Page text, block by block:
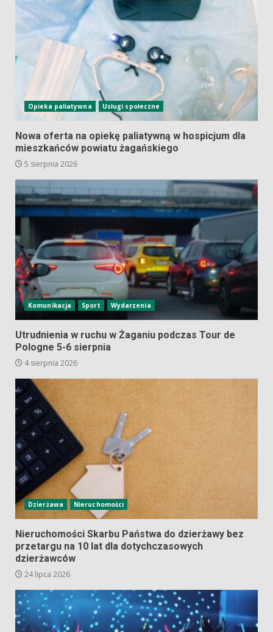
Opieka paliatywna Usługi społeczne
Nowa oferta na opiekę paliatywną w hospicjum dla
mieszkańców powiatu żagańskiego
5 sierpnia 2026
Komunikacja Sport Wydarzenia
Utrudnienia w ruchu w Żaganiu podczas Tour de
Pologne 5-6 sierpnia
4 sierpnia 2026
Dzierżawa Nieruchomości
Nieruchomości Skarbu Państwa do dzierżawy bez
przetargu na 10 lat dla dotychczasowych
dzierżawców
24 lipca 2026